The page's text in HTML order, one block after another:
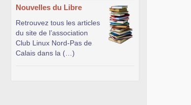
Nouvelles du Libre
Retrouvez tous les articles
du site de l’association
Club Linux Nord-Pas de
Calais dans la (…)